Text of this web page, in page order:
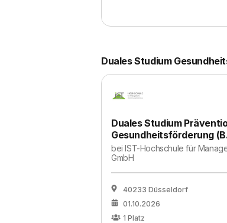
Duales Studium
Duales Studium
Gesundheitsförderung
beiIST-Hochschule für
GmbH
40233 Düsseldorf
01.10.2026
1 Platz